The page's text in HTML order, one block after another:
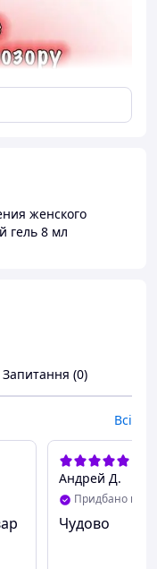
женского
гель 8 мл
Запитання (0)
Всі
Андрей Д.
Придбано на
Чудово